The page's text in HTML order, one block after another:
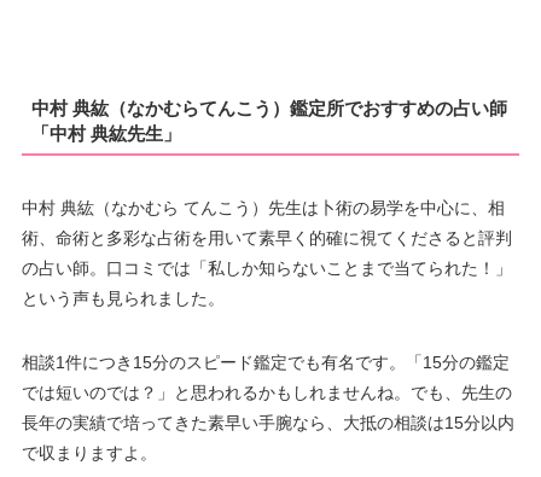
中村 典紘（なかむらてんこう）鑑定所でおすすめの占い師
「中村 典紘先生」
中村 典紘（なかむら てんこう）先生は卜術の易学を中心に、相
術、命術と多彩な占術を用いて素早く的確に視てくださると評判
の占い師。口コミでは「私しか知らないことまで当てられた！」
という声も見られました。
相談1件につき15分のスピード鑑定でも有名です。「15分の鑑定
では短いのでは？」と思われるかもしれませんね。でも、先生の
長年の実績で培ってきた素早い手腕なら、大抵の相談は15分以内
で収まりますよ。